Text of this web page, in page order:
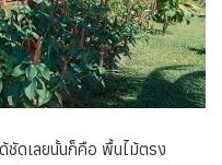
ชัดเลยนั้นก็คือ พื้นไม้ตรง